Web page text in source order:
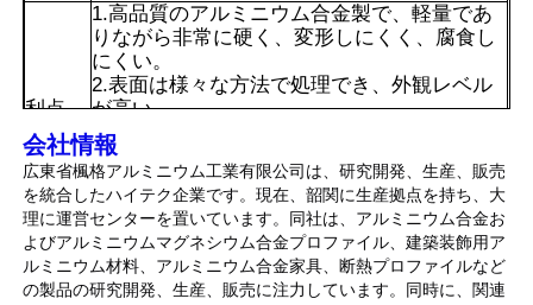
家
製品
私たちについて
利点
1.高品質のアルミニウム合金製で、軽量であ
りながら非常に硬く、変形しにくく、腐食し
にくい。
2.表面は様々な方法で処理でき、外観レベル
が高い。
3.ホルムアルデヒドなどの有害物質を含ま
ず、無垢材よりも環境に優しい。
4.耐火性、防湿性、防錆性、耐久性に優れて
います。
会社情報
広東省楓格アルミニウム工業有限公司は、研究開発、生産、販売
を統合したハイテク企業です。現在、韶関に生産拠点を持ち、大
理に運営センターを置いています。同社は、アルミニウム合金お
よびアルミニウムマグネシウム合金プロファイル、建築装飾用ア
ルミニウム材料、アルミニウム合金家具、断熱プロファイルなど
の製品の研究開発、生産、販売に注力しています。同時に、関連